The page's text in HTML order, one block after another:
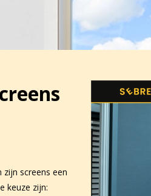
screens een
keuze zijn: